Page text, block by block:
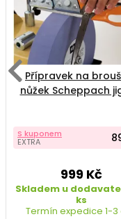
Přípravek na
nůžek Scheppach
S kuponem
EXTRA
999 Kč
Skladem u
ks
Termín expedice 1-3